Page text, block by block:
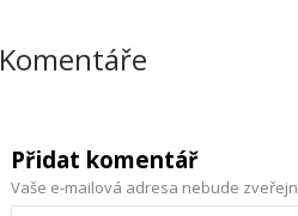
Komentáře
Přidat komentář
Vaše e-mailová adresa nebude